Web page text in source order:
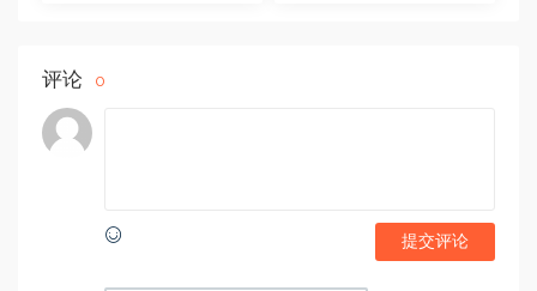
评论 0
提交评论